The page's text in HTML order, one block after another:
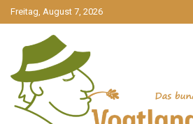
gehe
zum
Freitag, August 7, 2026